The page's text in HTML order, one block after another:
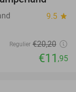
9.5 star
Regulier €20,20
€11 ,95